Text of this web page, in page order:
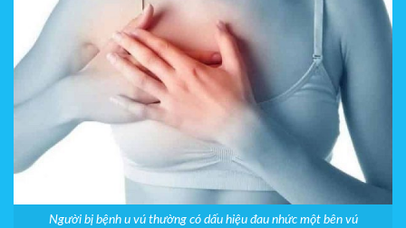
Người bị bệnh u vú thường có dấu hiệu đau nhức một bên vú